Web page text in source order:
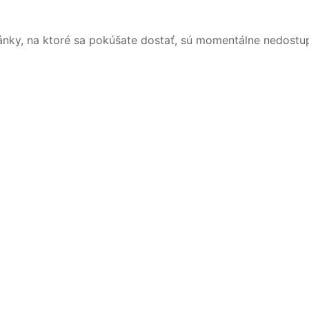
na ktoré sa pokúšate dostať, sú momentálne